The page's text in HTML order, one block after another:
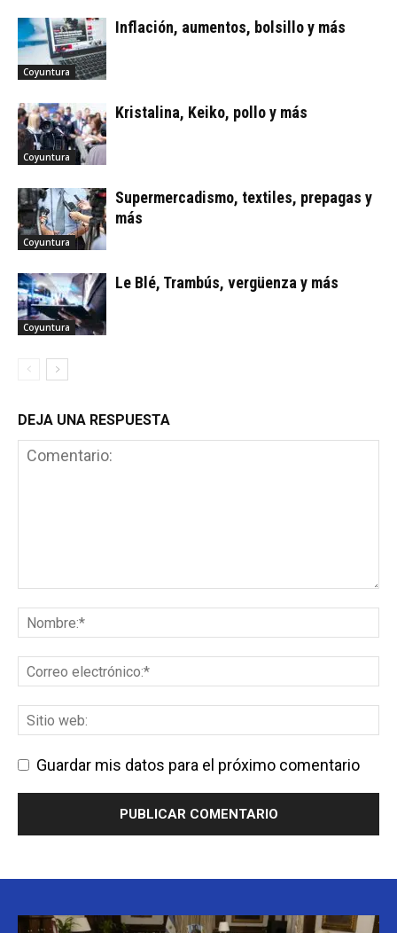
Coyuntura
Inflación, aumentos, bolsillo y más
Coyuntura
Kristalina, Keiko, pollo y más
Coyuntura
Supermercadismo, textiles, prepagas y
más
Coyuntura
Le Blé, Trambús, vergüenza y más
DEJA UNA RESPUESTA
Guardar mis datos para el próximo comentario